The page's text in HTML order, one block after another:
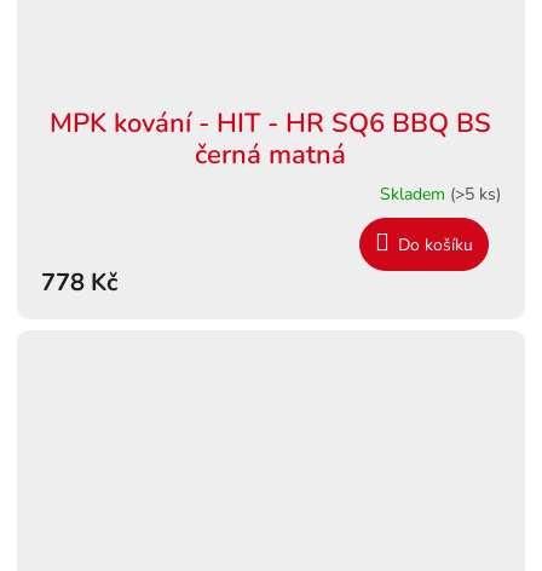
MPK kování - HIT - HR SQ6 BBQ BS
černá matná
Skladem (>5 ks)
778 Kč
Do košíku